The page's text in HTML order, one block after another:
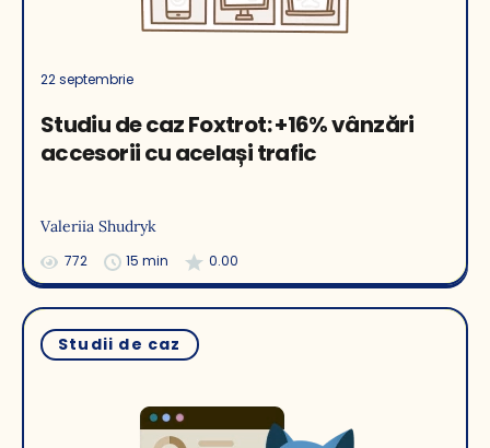
22 septembrie
Studiu de caz Foxtrot: +16% vânzări
accesorii cu același trafic
Valeriia Shudryk
772 15 min 0.00
Studii de caz